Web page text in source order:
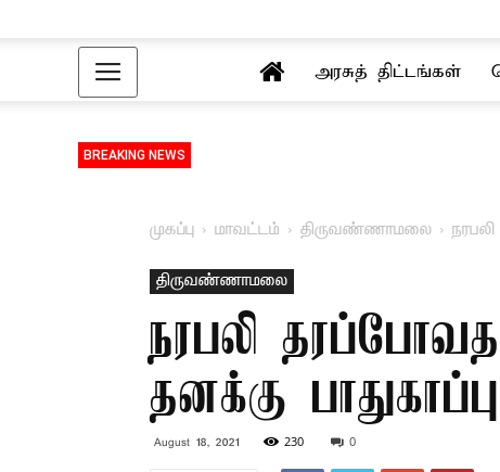
அரசுத் திட்டங்கள்
BREAKING NEWS
முகப்பு மாவட்டம் திருவண்ணாமலை
திருவண்ணாமலை
நரபலி
தனக்கு
August 18, 2021 230 0